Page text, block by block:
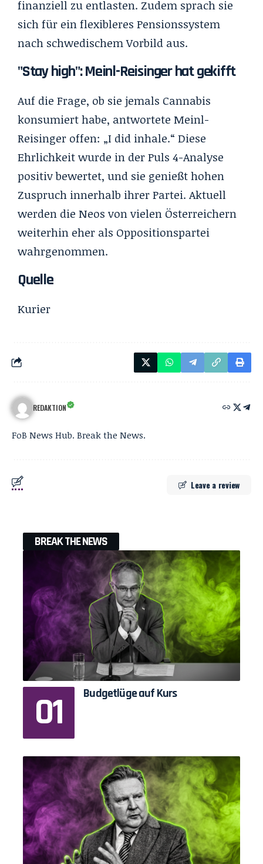
finanziell zu entlasten. Zudem sprach sie
sich für ein flexibleres Pensionssystem
nach schwedischem Vorbild aus.
"Stay high": Meinl-Reisinger hat gekifft
Auf die Frage, ob sie jemals Cannabis
konsumiert habe, antwortete Meinl-
Reisinger offen: „I did inhale.“ Diese
Ehrlichkeit wurde in derPuls 4-Analyse
positiv bewertet, und sie genießt hohen
Zuspruch innerhalb ihrer Partei. Aktuell
werden die Neos von vielen Österreichern
weiterhin eher als Oppositionspartei
wahrgenommen.
Quelle
Kurier
REDAKTION
FoB News Hub. Break the News.
Leave a review
BREAK THE NEWS
Budgetlüge auf Kurs